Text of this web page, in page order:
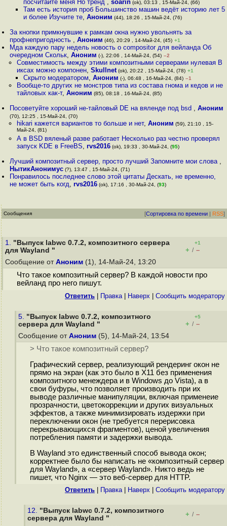
посчитайте меня Но тренд , soarin(ok), 03:13 , 15-Май-24, (66)
Там есть история проб Большинство машин ведёт историю лет 5
и более Изучите те, Аноним (44), 18:26 , 15-Май-24, (76)
За кнопки примкнувшие к рамкам окна нужно увольнять за
профнепригодность ,Аноним (46), 20:29 , 14-Май-24, (45) +1
Мда каждую пару недель новость о сompositor для вейланда Об
очередном Скольк,Аноним (-), 22:06 , 14-Май-24, (54) –2
Совместимость между этими композитными серверами нулевая В
иксах можно компонен, Skullnet(ok), 20:22 , 15-Май-24, (78) +1
Скрыто модератором, Аноним (-), 06:48 , 16-Май-24, (84) –1
Вообще-то других не монстров типа из состава гнома и кедов и не
тайловых как-т, Аноним (85), 08:18 , 16-Май-24, (85)
Посоветуйте хороший не-тайловый DE на вяленде под bsd ,Аноним
(70), 12:25 , 15-Май-24, (70)
hikari кажется вариантов то больше и нет, Аноним (59), 21:10 , 15-
Май-24, (81)
А в BSD вяленый разве работает Несколько раз честно проверял
запуск KDE в FreeBS, rvs2016(ok), 19:33 , 30-Май-24, (95)
Лучший композитный сервер, просто лучший Запомните мои слова ,
НытикАнонимус (?), 13:47 , 15-Май-24, (71)
Понравилось последнее слово этой цитаты Дескать, не временно,
не может быть когд,rvs2016 (ok), 17:16 , 30-Май-24, (93)
Сообщения [Сортировка по времени | RSS]
1. "Выпуск labwc 0.7.2, композитного сервера
для Wayland "
+1
+ / –
Сообщение от Аноним (1), 14-Май-24, 13:20
Что такое композитный сервер? В каждой новости про
вейланд про него пишут.
Ответить Правка| Наверх Cообщить модератору
5. "Выпуск labwc 0.7.2, композитного
сервера для Wayland "
+5
+ / –
Сообщение от Аноним (5), 14-Май-24, 13:54
> Что такое композитный сервер?
Графический сервер, реализующий рендеринг окон не
прямо на экран (как это было в X11 без применения
композитного менеждера и в Windows до Vista), а в
свои буфуры, что позволяет производить при их
выводе различные манипуляции, включая применеие
прозрачности, цветокоррекции и других визуальных
эффектов, а также минимизировать издержки при
переключении окон (не требуется перерисовка
перекрывающихся фрагментов), ценой увеличения
потребления памяти и задержки вывода.
В Wayland это единственный способ вывода окон;
корректнее было бы написать не «композитный сервер
для Wayland», а «сервер Wayland». Никто ведь не
пишет, что Nginx — это веб-сервер для HTTP.
Ответить Правка| Наверх Cообщить модератору
12. "Выпуск labwc 0.7.2, композитного
сервера для Wayland "
+ / –